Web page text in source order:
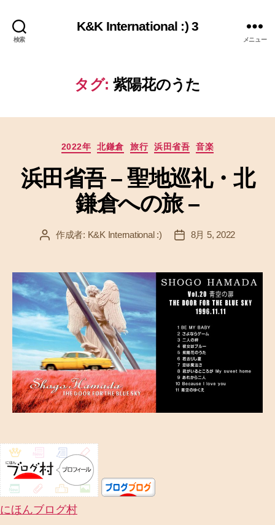
検索
K&K International :) 3
メニュー
タグ: 紫陽花のうた
カ
ゴ
リ
ー
2022年 北鎌倉 旅行 浜田省吾 音楽
浜田省吾 – 聖地巡礼・北
鎌倉への旅 –
投 作成者: K&K International :)
投 8月 5, 2022
にほんブログ村